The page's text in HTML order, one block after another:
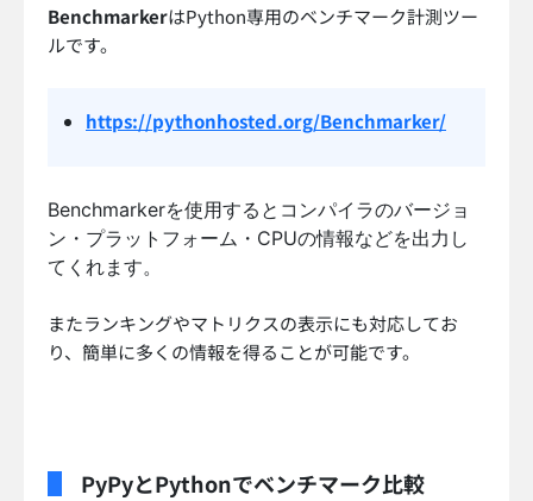
BenchmarkerはPython専用のベンチマーク計測ツー
ルです。
https://pythonhosted.org/Benchmarker/
Benchmarkerを使用するとコンパイラのバージョ
ン・プラットフォーム・CPUの情報などを出力し
てくれます。
またランキングやマトリクスの表示にも対応してお
り、簡単に多くの情報を得ることが可能です。
PyPyとPythonでベンチマーク比較